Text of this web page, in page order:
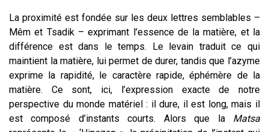
La proximité est fondée sur les deux lettres semblables –
Mêm et Tsadik – exprimant l’essence de la matière, et la
différence est dans le temps. Le levain traduit ce qui
maintient la matière, lui permet de durer, tandis que l’azyme
exprime la rapidité, le caractère rapide, éphémère de la
matière. Ce sont, ici, l’expression exacte de notre
perspective du monde matériel : il dure, il est long, mais il
est composé d’instants courts. Alors que la Matsa